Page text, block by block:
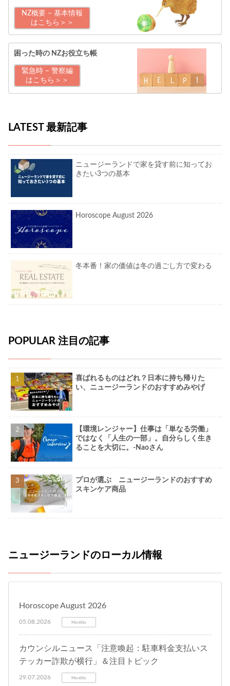
NZ概要 – 基本情報
はこちら＞＞
困った時の NZお役立ち帳
緊急時 – 警察編
はこちら＞＞
LATEST 最新記事
ニュージーランドで家を貸す前に知ってお
きたい3つの基本
Horoscope August 2026
冬本番！家の価値は冬の過ごし方で変わる
POPULAR 注目の記事
喜ばれるものはどれ？日本に持ち帰りた
い、ニュージーランドのおすすめみやげ
【環境レンジャー】仕事は「単なる労働」
ではなく「人生の一部」。自分らしく生き
ることを大切に。-Naoさん
プロが選ぶ ニュージーランドのおすすめ
スキンケア商品
ニュージーランドのローカル情報
Horoscope August 2026
05.08.2026 Monthly
カウンシルニュース「注意喚起：駐車料金支払いス
テッカー詐欺が横行」＆注目トピック
29.07.2026 Monthly